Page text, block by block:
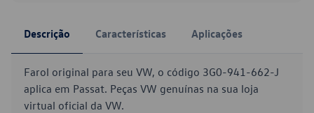
Descrição Características Aplicações
Farol original para seu VW, o código 3G0-941-662-J
aplica em Passat. Peças VW genuínas na sua loja
virtual oficial da VW.